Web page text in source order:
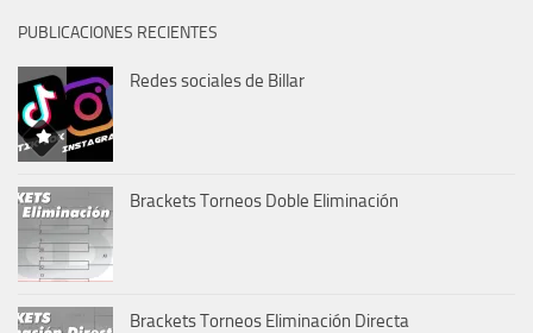
PUBLICACIONES RECIENTES
Redes sociales de Billar
Brackets Torneos Doble Eliminación
Brackets Torneos Eliminación Directa